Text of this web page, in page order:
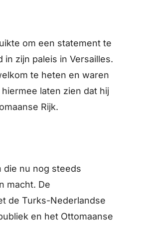
om een statement te
in zijn paleis in Versailles.
te heten en waren
laten zien dat hij
Rijk.
die nu nog steeds
macht. De
de Turks-Nederlandse
en het Ottomaanse